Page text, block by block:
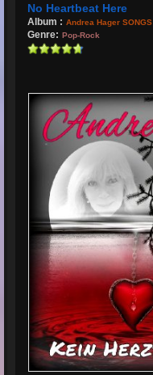
No Heartbeat Here
Album : Andrea Hager SONGS
Genre: Pop-Rock